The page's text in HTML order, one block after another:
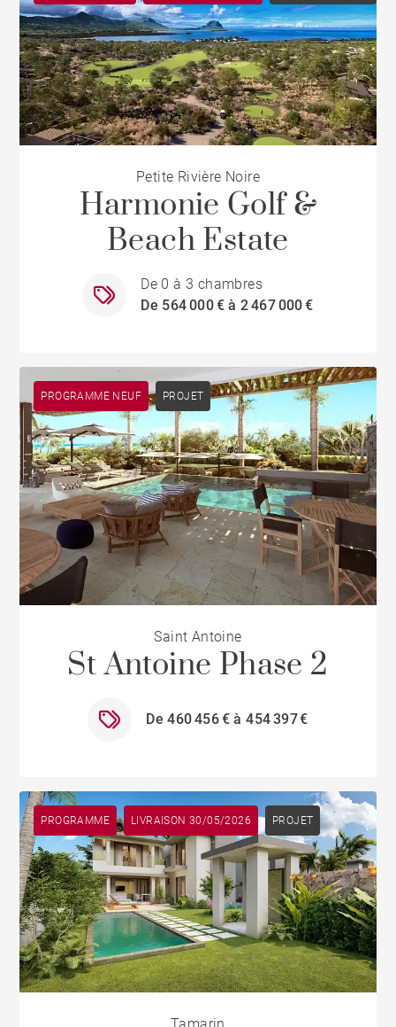
Petite Rivière Noire
Harmonie Golf &
Beach Estate
De 0 à 3 chambres
De 564 000 € à 2 467 000 €
PROGRAMME NEUF PROJET
Saint Antoine
St Antoine Phase 2
De 460 456 € à 454 397 €
PROGRAMME LIVRAISON 30/05/2026 PROJET
Tamarin